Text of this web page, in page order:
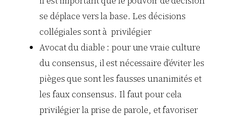
se déplace vers la base. Les décisions
collégiales sont à privilégier
Avocat du diable : pour une vraie culture
du consensus, il est nécessaire d’éviter les
pièges que sont les fausses unanimités et
les faux consensus. Il faut pour cela
privilégier la prise de parole, et favoriser